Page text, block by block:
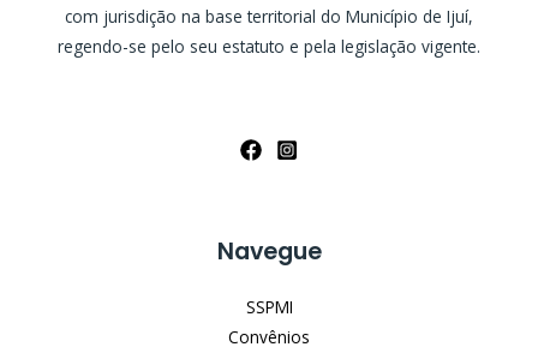
com jurisdição na base territorial do Município de Ijuí,
regendo-se pelo seu estatuto e pela legislação vigente.
Navegue
SSPMI
Convênios